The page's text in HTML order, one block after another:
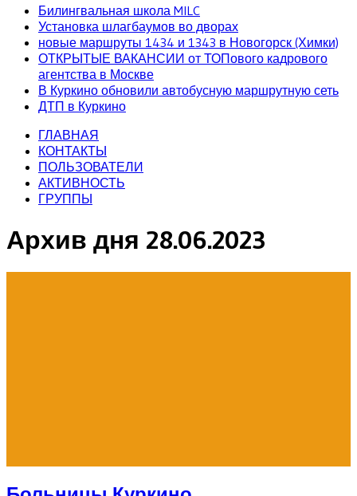
Билингвальная школа MILC
Установка шлагбаумов во дворах
новые маршруты 1434 и 1343 в Новогорск (Химки)
ОТКРЫТЫЕ ВАКАНСИИ от ТОПового кадрового
агентства в Москве
В Куркино обновили автобусную маршрутную сеть
ДТП в Куркино
ГЛАВНАЯ
КОНТАКТЫ
ПОЛЬЗОВАТЕЛИ
АКТИВНОСТЬ
ГРУППЫ
Архив дня 28.06.2023